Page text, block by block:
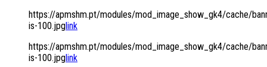
https://apmshm.pt/modules/mod_image_show_gk4/cache/
is-100.jpglink
https://apmshm.pt/modules/mod_image_show_gk4/cache/
is-100.jpglink